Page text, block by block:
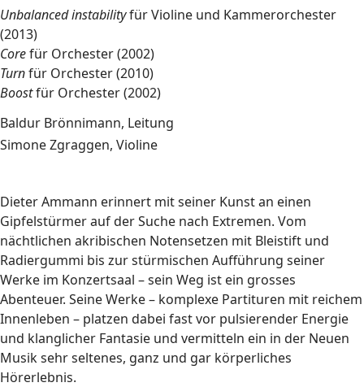
Unbalanced instabilityfür Violine und Kammerorchester
(2013)
Corefür Orchester (2002)
Turnfür Orchester (2010)
Boostfür Orchester (2002)
Baldur Brönnimann, Leitung
Simone Zgraggen, Violine
Dieter Ammann erinnert mit seiner Kunst an einen
Gipfelstürmer auf der Suche nach Extremen. Vom
nächtlichen akribischen Notensetzen mit Bleistift und
Radiergummi bis zur stürmischen Aufführung seiner
Werke im Konzertsaal – sein Weg ist ein grosses
Abenteuer. Seine Werke – komplexe Partituren mit reichem
Innenleben – platzen dabei fast vor pulsierender Energie
und klanglicher Fantasie und vermitteln ein in der Neuen
Musik sehr seltenes, ganz und gar körperliches
Hörerlebnis.